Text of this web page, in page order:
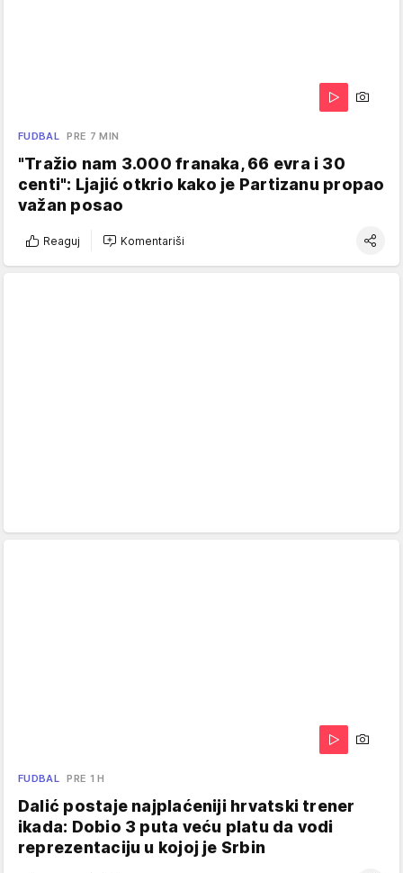
FUDBAL PRE 7 MIN
"Tražio nam 3.000 franaka, 66 evra i 30
centi": Ljajić otkrio kako je Partizanu propao
važan posao
Reaguj Komentariši
FUDBAL PRE 1 H
Dalić postaje najplaćeniji hrvatski trener
ikada: Dobio 3 puta veću platu da vodi
reprezentaciju u kojoj je Srbin